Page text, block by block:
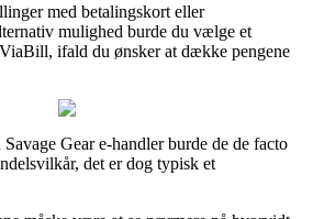
med betalingskort eller
mulighed burde du vælge et
ifald du ønsker at dække pengene
Gear e-handler burde de de facto
det er dog typisk et